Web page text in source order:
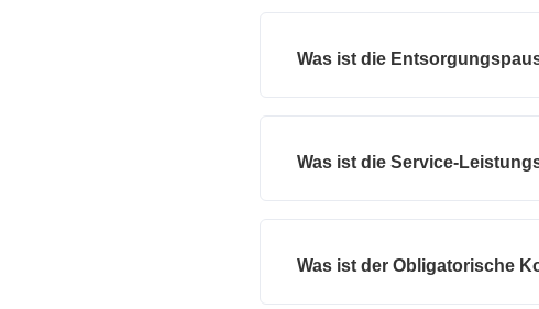
Was ist die
Was ist die Service-
Was ist der Obligatorische